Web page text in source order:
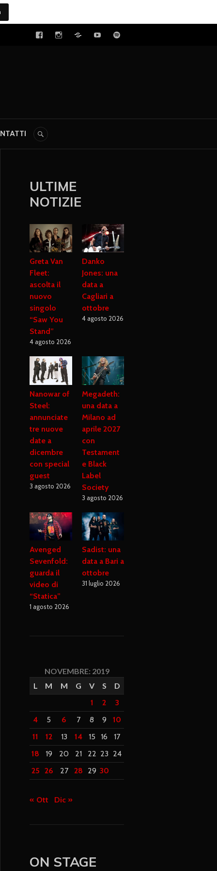
ULTIME
NOTIZIE
Greta Van
Fleet:
ascolta il
nuovo
singolo
“Saw You
Stand”
4 agosto 2026
Danko
Jones: una
data a
Cagliari a
ottobre
4 agosto 2026
Nanowar of
Steel:
annunciate
tre nuove
date a
dicembre
con special
guest
3 agosto 2026
Megadeth:
una data a
Milano ad
aprile 2027
con
Testament
e Black
Label
Society
3 agosto 2026
Avenged
Sevenfold:
guarda il
video di
“Statica”
1 agosto 2026
Sadist: una
data a Bari a
ottobre
31 luglio 2026
NOVEMBRE: 2019
L
M M G V S
D
1
2
3
4
5 6 7 8 9
10
11
12 13 14 15 16
17
18
19 20 21 22 23 24
25 26 27 28 29 30
« Ott Dic »
ON STAGE